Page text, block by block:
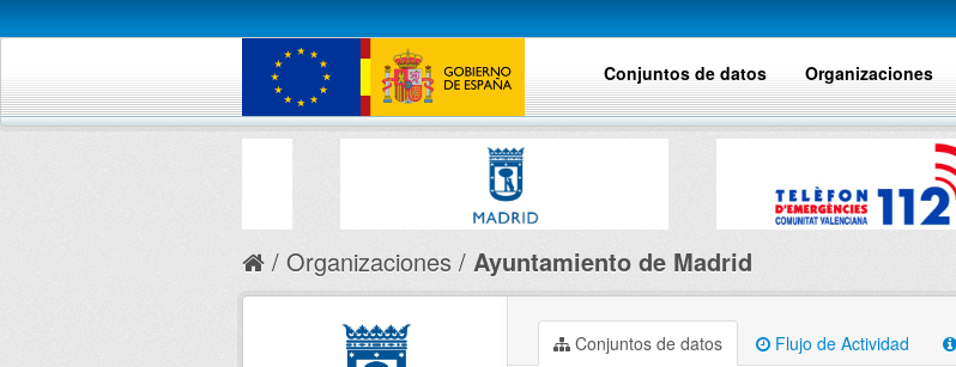
Conjuntos de datos Organizaciones
Organizaciones Ayuntamiento de Madrid
Conjuntos de datos Flujo de Actividad